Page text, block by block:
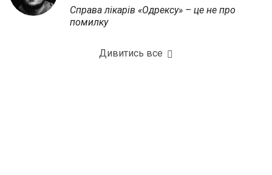
Справа лікарів «Одрексу» – це не про
помилку
Дивитись все